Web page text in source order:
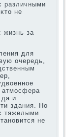
различными
не
жизнь за
для
очередь,
атмосфера
и
здания. Но
тяжелыми
не